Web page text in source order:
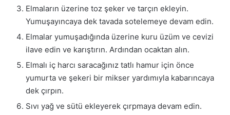
Elmaların üzerine toz şeker ve tarçın ekleyin.
Yumuşayıncaya dek tavada sotelemeye devam edin.
Elmalar yumuşadığında üzerine kuru üzüm ve cevizi
ilave edin ve karıştırın. Ardından ocaktan alın.
Elmalı iç harcı saracağınız tatlı hamur için önce
yumurta ve şekeri bir mikser yardımıyla kabarıncaya
dek çırpın.
Sıvı yağ ve sütü ekleyerek çırpmaya devam edin.